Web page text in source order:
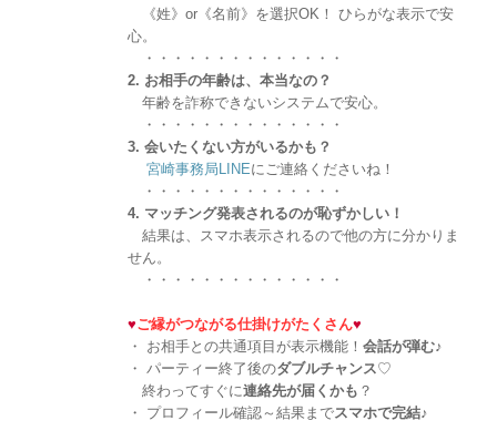
《姓》or《名前》を選択OK！ ひらがな表示で安
心。
・・・・・・・・・・・・・・
2. お相手の年齢は、本当なの？
年齢を詐称できないシステムで安心。
・・・・・・・・・・・・・・
3. 会いたくない方がいるかも？
宮崎事務局LINEにご連絡くださいね！
・・・・・・・・・・・・・・
4. マッチング発表されるのが恥ずかしい！
結果は、スマホ表示されるので他の方に分かりま
せん。
・・・・・・・・・・・・・・
♥ご縁がつながる仕掛けがたくさん♥
・ お相手との共通項目が表示機能！ 会話が弾む♪
・ パーティー終了後のダブルチャンス♡
終わってすぐに連絡先が届くかも ？
・ プロフィール確認～結果までスマホで完結♪